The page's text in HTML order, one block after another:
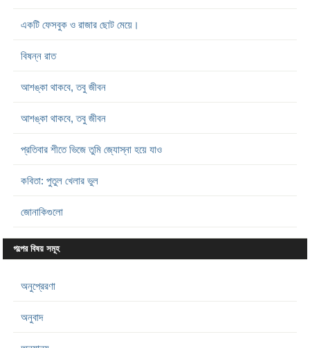
একটি ফেসবুক ও রাজার ছোট মেয়ে।
বিষন্ন রাত
আশঙ্কা থাকবে, তবু জীবন
আশঙ্কা থাকবে, তবু জীবন
প্রতিবার শীতে ভিজে তুমি জ্যোস্না হয়ে যাও
কবিতা: পুতুল খেলার ভুল
জোনাকিগুলো
গল্পের বিষয় সমূহ
অনুপ্রেরণা
অনুবাদ